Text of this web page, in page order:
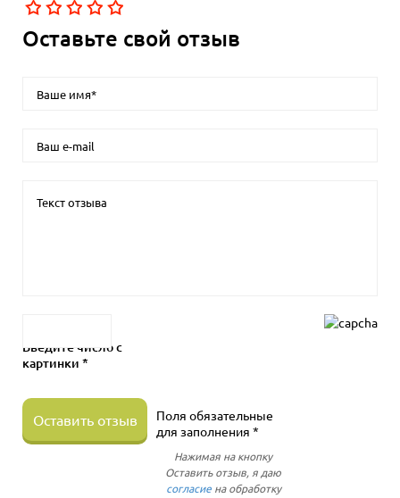
Оставьте свой отзыв
Введите число с
картинки *
Оставить отзыв
Поля обязательные
для заполнения *
Нажимая на кнопку
Оставить отзыв, я даю
согласиена обработку